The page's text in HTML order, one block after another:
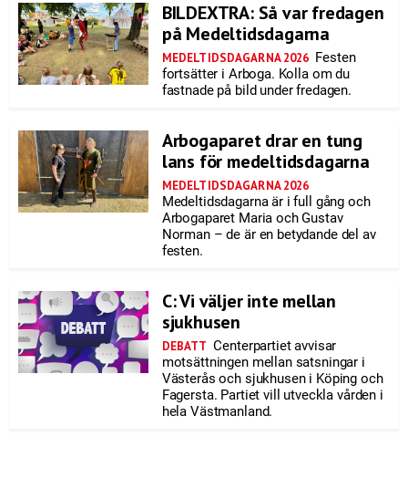
BILDEXTRA: Så var fredagen
på Medeltidsdagarna
MEDELTIDSDAGARNA 2026 Festen
fortsätter i Arboga. Kolla om du
fastnade på bild under fredagen.
Arbogaparet drar en tung
lans för medeltidsdagarna
MEDELTIDSDAGARNA 2026
Medeltidsdagarna är i full gång och
Arbogaparet Maria och Gustav
Norman – de är en betydande del av
festen.
C: Vi väljer inte mellan
sjukhusen
DEBATT Centerpartiet avvisar
motsättningen mellan satsningar i
Västerås och sjukhusen i Köping och
Fagersta. Partiet vill utveckla vården i
hela Västmanland.